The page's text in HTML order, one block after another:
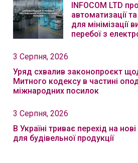
INFOCOM LTD
автоматизації
для мінімізації
перебої з
3 Серпня, 2026
Уряд схвалив законопроєкт
Митного кодексу в частині
міжнародних посилок
3 Серпня, 2026
В Україні триває перехід на
для будівельної продукції